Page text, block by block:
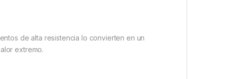
de alta resistencia lo convierten en un
extremo.